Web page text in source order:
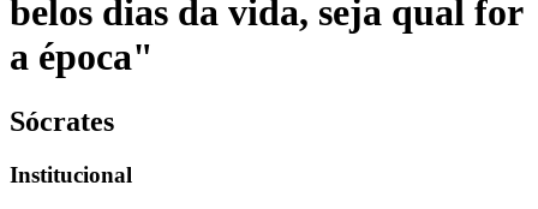
belos dias da vida, seja qual for
a época"
Sócrates
Institucional